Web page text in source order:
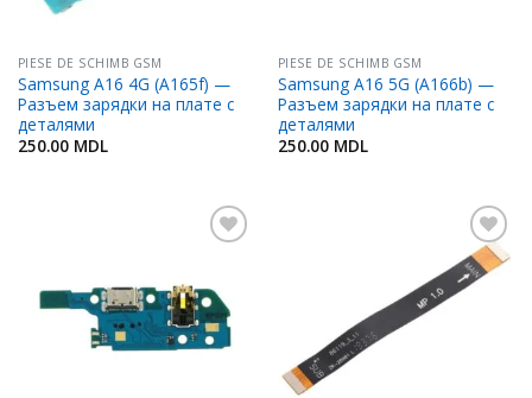
PIESE DE SCHIMB GSM
Samsung A16 4G (A165f) —
Разъем зарядки на плате с
деталями
250.00 MDL
PIESE DE SCHIMB GSM
Samsung A16 5G (A166b) —
Разъем зарядки на плате с
деталями
250.00 MDL
Favorite
Adaugă
în
Favorite